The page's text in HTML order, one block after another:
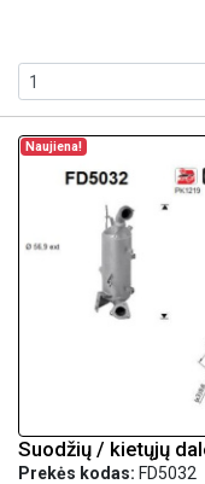
Naujiena!
Suodžių / kietųjų
Prekės kodas: FD5032